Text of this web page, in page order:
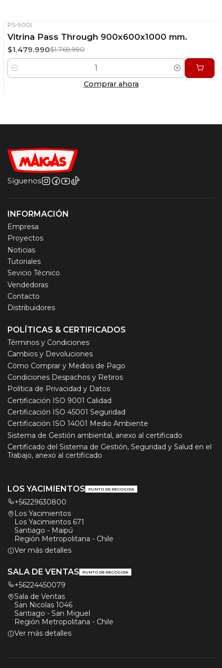
OFF
Stock disponible
PS-900|
Vitrina Pass Through 900x600x1000 mm.
$1.479.990$1.769.990
Cantidad
Comprar ahora
Síguenos
INFORMACIÓN
Empresa
Proyectos
Noticias
Tutoriales
Sevicio Técnico
Vendedoras
Contacto
Distribuidores
POLÍTICAS & CERTIFICADOS
Términos y Condiciones
Cambios y Devoluciones
Cómo Comprar y Medios de Pago
Condiciones Despachos y Retiros
Política de Privacidad y Datos
Certificación ISO 9001 Calidad
Certificación ISO 45001 Seguridad
Certificación ISO 14001 Medio Ambiente
Sistema de Gestión ambiental, anexo al certificado
Certificado del Sistema de Gestión, Seguridad y Salud en el
Trabajo, anexo al certificado
LOS YACIMIENTOS PUNTO DE RECOGIDA
+56229630800
Los Yacimientos
Los Yacimientos 671
Santiago - Maipú
Región Metropolitana - Chile
Ver más detalles
SALA DE VENTAS PUNTO DE RECOGIDA
+56224450079
Sala de Ventas
San Nicolas 1046
Santiago - San Miguel
Región Metropolitana - Chile
Ver más detalles